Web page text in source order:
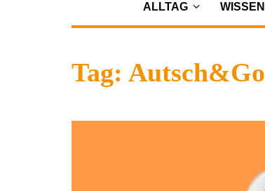
ALLTAG WISSEN
Tag: Autsch&Go